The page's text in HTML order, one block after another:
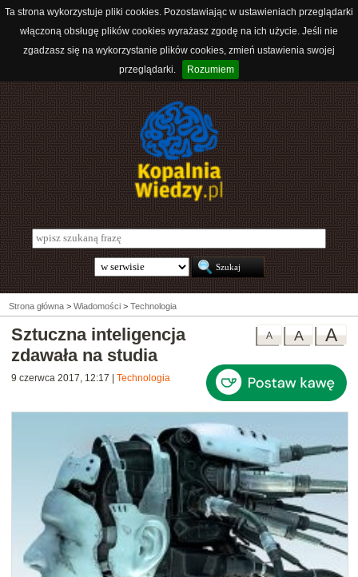
Ta strona wykorzystuje pliki cookies. Pozostawiając w ustawieniach przeglądarki
włączoną obsługę plików cookies wyrażasz zgodę na ich użycie. Jeśli nie
zgadzasz się na wykorzystanie plików cookies, zmień ustawienia swojej
przeglądarki.
Rozumiem
Strona główna > Wiadomości > Technologia
A
A
A
Sztuczna inteligencja
zdawała na studia
9 czerwca 2017, 12:17 Technologia